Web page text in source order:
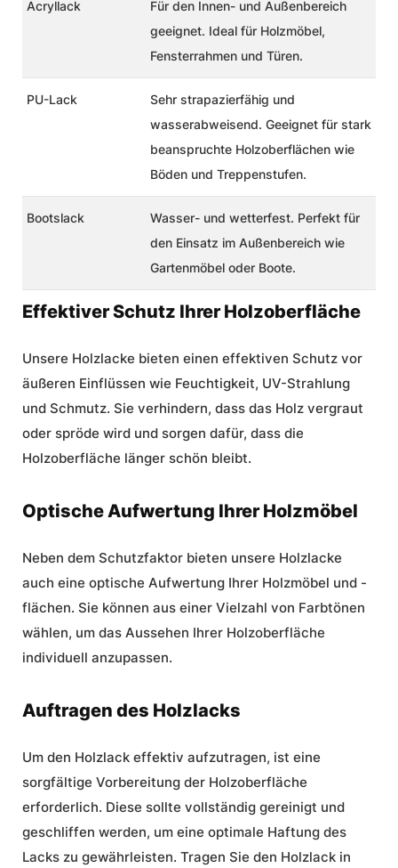
Acryllack
Für den Innen- und Außenbereich
geeignet. Ideal für Holzmöbel,
Fensterrahmen und Türen.
PU-Lack
Sehr strapazierfähig und
wasserabweisend. Geeignet für stark
beanspruchte Holzoberflächen wie
Böden und Treppenstufen.
Bootslack
Wasser- und wetterfest. Perfekt für
den Einsatz im Außenbereich wie
Gartenmöbel oder Boote.
Effektiver Schutz Ihrer Holzoberfläche
Unsere Holzlacke bieten einen effektiven Schutz vor
äußeren Einflüssen wie Feuchtigkeit, UV-Strahlung
und Schmutz. Sie verhindern, dass das Holz vergraut
oder spröde wird und sorgen dafür, dass die
Holzoberfläche länger schön bleibt.
Optische Aufwertung Ihrer Holzmöbel
Neben dem Schutzfaktor bieten unsere Holzlacke
auch eine optische Aufwertung Ihrer Holzmöbel und -
flächen. Sie können aus einer Vielzahl von Farbtönen
wählen, um das Aussehen Ihrer Holzoberfläche
individuell anzupassen.
Auftragen des Holzlacks
Um den Holzlack effektiv aufzutragen, ist eine
sorgfältige Vorbereitung der Holzoberfläche
erforderlich. Diese sollte vollständig gereinigt und
geschliffen werden, um eine optimale Haftung des
Lacks zu gewährleisten. Tragen Sie den Holzlack in